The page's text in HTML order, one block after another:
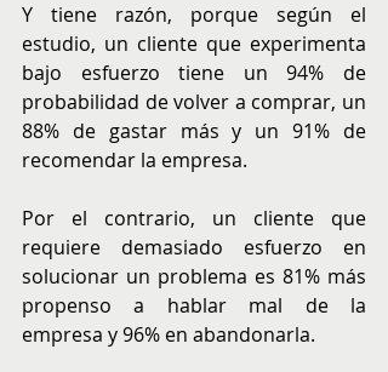
Y tiene razón, porque según el
estudio, un cliente que experimenta
bajo esfuerzo tiene un 94% de
probabilidad de volver a comprar, un
88% de gastar más y un 91% de
recomendar la empresa.
Por el contrario, un cliente que
requiere demasiado esfuerzo en
solucionar un problema es 81% más
propenso a hablar mal de la
empresa y 96% en abandonarla.